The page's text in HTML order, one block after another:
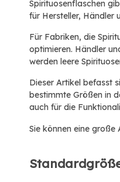
Spirituosenflaschen
für Hersteller, Händler
Für Fabriken, die
optimieren. Händler
werden leere
Dieser Artikel befasst
bestimmte Größen in
auch für die
Sie können eine große